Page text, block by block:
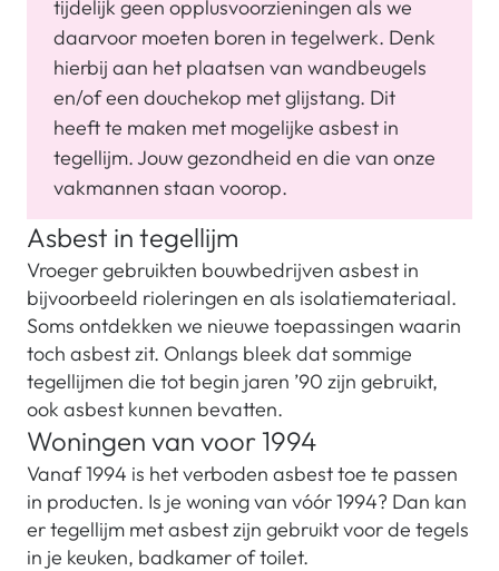
tijdelijk geen opplusvoorzieningen als we
daarvoor moeten boren in tegelwerk. Denk
hierbij aan het plaatsen van wandbeugels
en/of een douchekop met glijstang. Dit
heeft te maken met mogelijke asbest in
tegellijm. Jouw gezondheid en die van onze
vakmannen staan voorop.
Asbest in tegellijm
Vroeger gebruikten bouwbedrijven asbest in
bijvoorbeeld rioleringen en als isolatiemateriaal.
Soms ontdekken we nieuwe toepassingen waarin
toch asbest zit. Onlangs bleek dat sommige
tegellijmen die tot begin jaren ’90 zijn gebruikt,
ook asbest kunnen bevatten.
Woningen van voor 1994
Vanaf 1994 is het verboden asbest toe te passen
in producten. Is je woning van vóór 1994? Dan kan
er tegellijm met asbest zijn gebruikt voor de tegels
in je keuken, badkamer of toilet.